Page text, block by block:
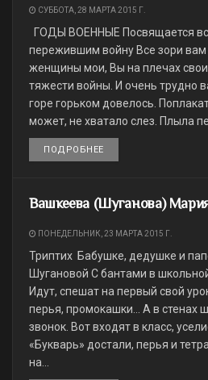
СУББОТА, 28 МАРТА 2015 Г.
ГОДЫ ВОЕННЫЕ Посвящается
пережившим войну Все зори вам
женщины мои, Вы на плечах
тяжести войны. И очень трудно
горе горьком довелось.
может, не хватало слез. Плыла
ПОДРОБНЕЕ
Вашкеева (Шуганова)
ПОНЕДЕЛЬНИК, 23 МАРТА 2015 Г.
Триптих Бабушке, дедушке и
Шугановой С бантами в
Идут, спешат на первый свой
перья, промокашки… А в стенах
звонок. Вот входят в класс,
«Букварь» достали, перья и
на...